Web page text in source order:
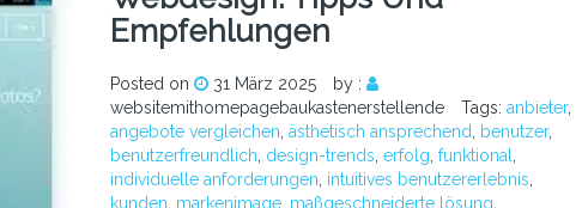
Empfehlungen
Posted on 31 März 2025
by :
websitemithomepagebaukastenerstellende
Tags: anbieter,
angebote vergleichen ästhetisch ansprechend benutzer,
benutzerfreundlich design-trends erfolg funktional
individuelle anforderungen intuitives benutzererlebnis
kunden markenimage, maßgeschneiderte lösung